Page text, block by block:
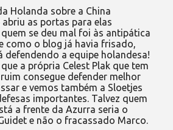
Holanda sobre a China
abriu as portas para elas
se deu mal foi às antipática
como o blog já havia frisado,
defendendo a equipe holandesa!
que a própria Celest Plak que tem
consegue defender melhor
e vemos também a Sloetjes
importantes. Talvez quem
a frente da Azurra seria o
e não o fracassado Marco.